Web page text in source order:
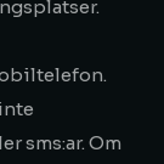
sms:ar. Om